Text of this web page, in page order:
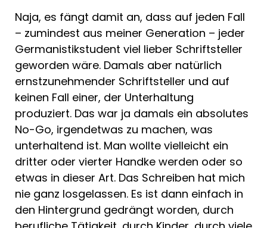
Naja, es fängt damit an, dass auf jeden Fall
– zumindest aus meiner Generation – jeder
Germanistikstudent viel lieber Schriftsteller
geworden wäre. Damals aber natürlich
ernstzunehmender Schriftsteller und auf
keinen Fall einer, der Unterhaltung
produziert. Das war ja damals ein absolutes
No-Go, irgendetwas zu machen, was
unterhaltend ist. Man wollte vielleicht ein
dritter oder vierter Handke werden oder so
etwas in dieser Art. Das Schreiben hat mich
nie ganz losgelassen. Es ist dann einfach in
den Hintergrund gedrängt worden, durch